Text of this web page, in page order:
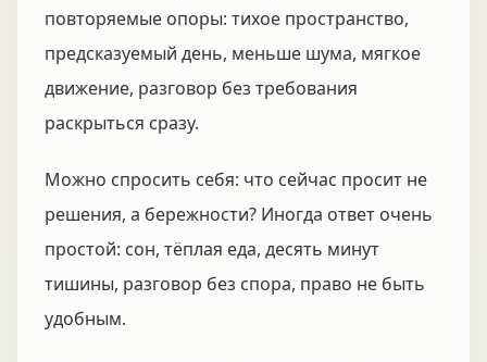
повторяемые опоры: тихое пространство,
предсказуемый день, меньше шума, мягкое
движение, разговор без требования
раскрыться сразу.
Можно спросить себя: что сейчас просит не
решения, а бережности? Иногда ответ очень
простой: сон, тёплая еда, десять минут
тишины, разговор без спора, право не быть
удобным.